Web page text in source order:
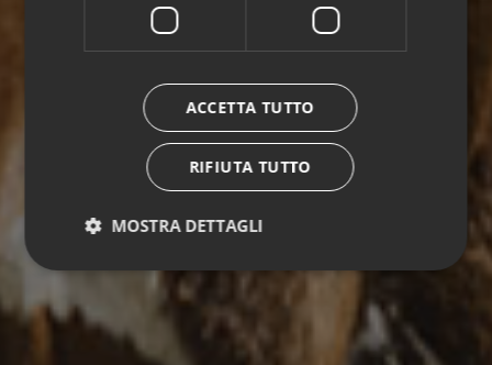
ACCETTA TUTTO
RIFIUTA TUTTO
MOSTRA DETTAGLI
Strettamente necessari